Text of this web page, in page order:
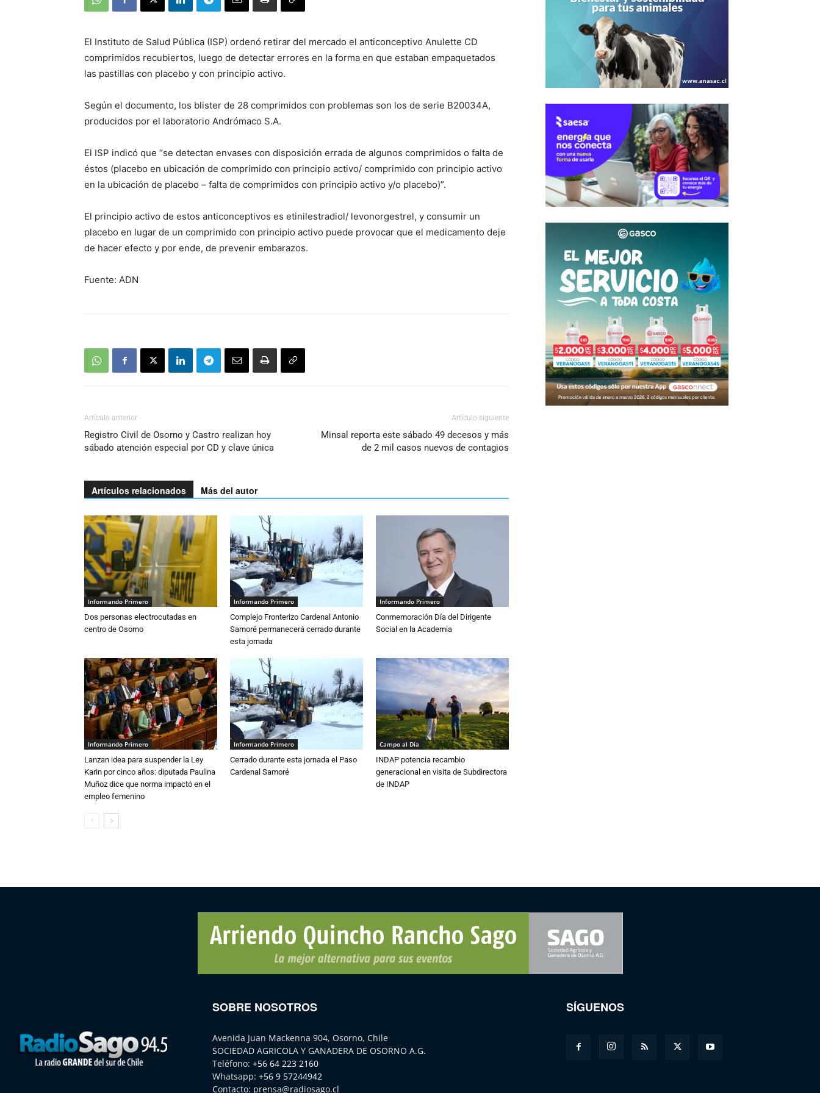
El Instituto de Salud Pública (ISP) ordenó retirar del mercado el anticonceptivo Anulette CD
comprimidos recubiertos, luego de detectar errores en la forma en que estaban empaquetados
las pastillas con placebo y con principio activo.
Según el documento, los blister de 28 comprimidos con problemas son los de serie B20034A,
producidos por el laboratorio Andrómaco S.A.
El ISP indicó que “se detectan envases con disposición errada de algunos comprimidos o falta de
éstos (placebo en ubicación de comprimido con principio activo/ comprimido con principio activo
en la ubicación de placebo – falta de comprimidos con principio activo y/o placebo)”.
El principio activo de estos anticonceptivos es etinilestradiol/ levonorgestrel, y consumir un
placebo en lugar de un comprimido con principio activo puede provocar que el medicamento deje
de hacer efecto y por ende, de prevenir embarazos.
Fuente: ADN
Artículo anterior
Registro Civil de Osorno y Castro realizan hoy
sábado atención especial por CD y clave única
Artículo siguiente
Minsal reporta este sábado 49 decesos y más
de 2 mil casos nuevos de contagios
Artículos relacionados Más del autor
Informando Primero
Dos personas electrocutadas en
centro de Osorno
Informando Primero
Complejo Fronterizo Cardenal Antonio
Samoré permanecerá cerrado durante
esta jornada
Informando Primero
Conmemoración Día del Dirigente
Social en la Academia
Informando Primero
Lanzan idea para suspender la Ley
Karin por cinco años: diputada Paulina
Muñoz dice que norma impactó en el
empleo femenino
Informando Primero
Cerrado durante esta jornada el Paso
Cardenal Samoré
Campo al Día
INDAP potencia recambio
generacional en visita de Subdirectora
de INDAP
SOBRE NOSOTROS
Avenida Juan Mackenna 904, Osorno, Chile
SOCIEDAD AGRICOLA Y GANADERA DE OSORNO A.G.
Teléfono: +56 64 223 2160
Whatsapp: +56 9 57244942
Contacto: prensa@radiosago.cl
SÍGUENOS